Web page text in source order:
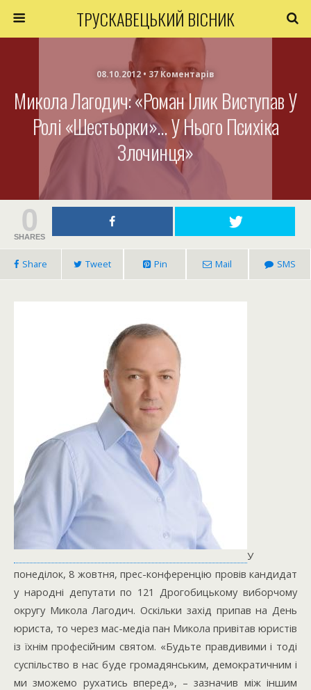
ТРУСКАВЕЦЬКИЙ ВІСНИК
08.10.2012 • 37 Коментарів
Микола Лагодич: «Роман Ілик Виступав У
Ролі «шестьорки»… У Нього Психіка
Злочинця»
0
SHARES
Share Tweet Pin Mail SMS
У
понеділок, 8 жовтня, прес-конференцію провів кандидат
у народні депутати по 121 Дрогобицькому виборчому
округу Микола Лагодич. Оскільки захід припав на День
юриста, то через мас-медіа пан Микола привітав юристів
із їхнім професійним святом. «Будьте правдивими і тоді
суспільство в нас буде громадянським, демократичним і
ми зможемо рухатись вперед», – зазначив між іншим